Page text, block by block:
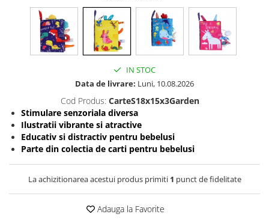
Scaune masa
Ingrijire bebe si mama
Accesorii bebelusi / nou-nascuti
Diversificare bebelusi
Baia bebelusului
Maternitate
IN STOC
Data de livrare: Luni, 10.08.2026
Cod Produs: CarteS18x15x3Garden
Stimulare senzoriala diversa
Ilustratii vibrante si atractive
Educativ si distractiv pentru bebelusi
Parte din colectia de carti pentru bebelusi
La achizitionarea acestui produs primiti 1 punct de fidelitate
Adauga la Favorite